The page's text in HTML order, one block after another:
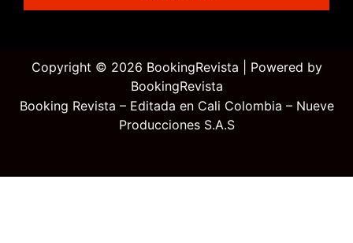
Copyright © 2026 BookingRevista | Powered by
BookingRevista
Booking Revista – Editada en Cali Colombia – Nueve
Producciones S.A.S